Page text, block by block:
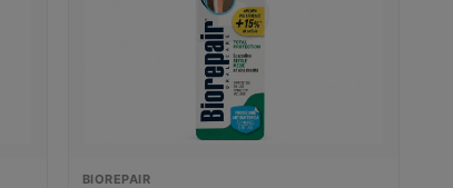
BIOREPAIR